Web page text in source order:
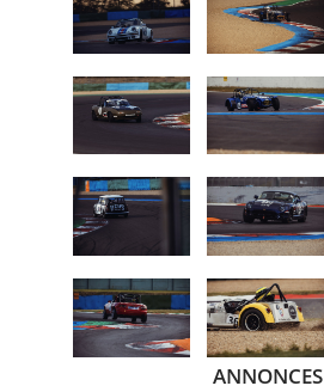
ANNONCES